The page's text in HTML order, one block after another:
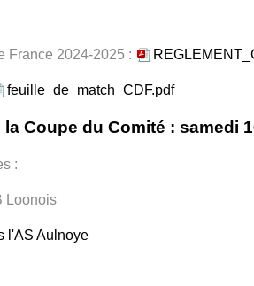
France 2024-2025 :
feuille_de_match_CDF.pdf
Coupe du Comité : samedi
:
Loonois
l'AS Aulnoye